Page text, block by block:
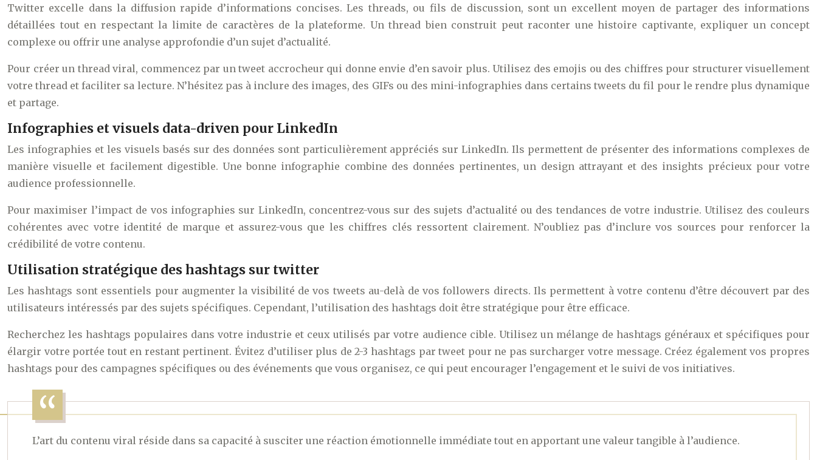
Twitter excelle dans la diffusion rapide d’informations concises. Les threads, ou fils de discussion, sont un excellent moyen de partager des informations
détaillées tout en respectant la limite de caractères de la plateforme. Un thread bien construit peut raconter une histoire captivante, expliquer un concept
complexe ou offrir une analyse approfondie d’un sujet d’actualité.
Pour créer un thread viral, commencez par un tweet accrocheur qui donne envie d’en savoir plus. Utilisez des emojis ou des chiffres pour structurer visuellement
votre thread et faciliter sa lecture. N’hésitez pas à inclure des images, des GIFs ou des mini-infographies dans certains tweets du fil pour le rendre plus dynamique
et partage.
Infographies et visuels data-driven pour LinkedIn
Les infographies et les visuels basés sur des données sont particulièrement appréciés sur LinkedIn. Ils permettent de présenter des informations complexes de
manière visuelle et facilement digestible. Une bonne infographie combine des données pertinentes, un design attrayant et des insights précieux pour votre
audience professionnelle.
Pour maximiser l’impact de vos infographies sur LinkedIn, concentrez-vous sur des sujets d’actualité ou des tendances de votre industrie. Utilisez des couleurs
cohérentes avec votre identité de marque et assurez-vous que les chiffres clés ressortent clairement. N’oubliez pas d’inclure vos sources pour renforcer la
crédibilité de votre contenu.
Utilisation stratégique des hashtags sur twitter
Les hashtags sont essentiels pour augmenter la visibilité de vos tweets au-delà de vos followers directs. Ils permettent à votre contenu d’être découvert par des
utilisateurs intéressés par des sujets spécifiques. Cependant, l’utilisation des hashtags doit être stratégique pour être efficace.
Recherchez les hashtags populaires dans votre industrie et ceux utilisés par votre audience cible. Utilisez un mélange de hashtags généraux et spécifiques pour
élargir votre portée tout en restant pertinent. Évitez d’utiliser plus de 2-3 hashtags par tweet pour ne pas surcharger votre message. Créez également vos propres
hashtags pour des campagnes spécifiques ou des événements que vous organisez, ce qui peut encourager l’engagement et le suivi de vos initiatives.
L’art du contenu viral réside dans sa capacité à susciter une réaction émotionnelle immédiate tout en apportant une valeur tangible à l’audience.